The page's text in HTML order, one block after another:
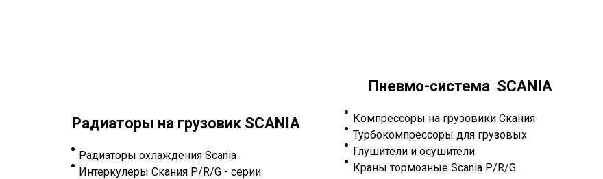
Радиаторы на грузовик SCANIA
Радиаторы охлаждения Scania
Интеркулеры Скания P/R/G - серии
Пневмо-система SCANIA
Компрессоры на грузовики Скания
Турбокомпрессоры для грузовых
Глушители и осушители
Краны тормозные Scania P/R/G